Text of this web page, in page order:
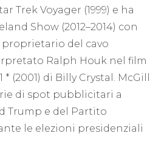
Trek Voyager (1999) e ha
Show (2012–2014) con
proprietario del cavo
Ralph Houk nel film
(2001) di Billy Crystal. McGill
di spot pubblicitari a
Trump e del Partito
le elezioni presidenziali